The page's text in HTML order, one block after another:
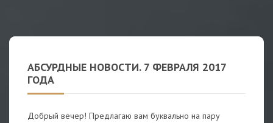
АБСУРДНЫЕ НОВОСТИ. 7 ФЕВРАЛЯ 2017
ГОДА
Добрый вечер! Предлагаю вам буквально на пару